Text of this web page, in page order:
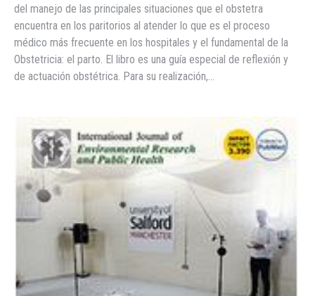
del manejo de las principales situaciones que el obstetra
encuentra en los paritorios al atender lo que es el proceso
médico más frecuente en los hospitales y el fundamental de la
Obstetricia: el parto. El libro es una guía especial de reflexión y
de actuación obstétrica. Para su realización,…